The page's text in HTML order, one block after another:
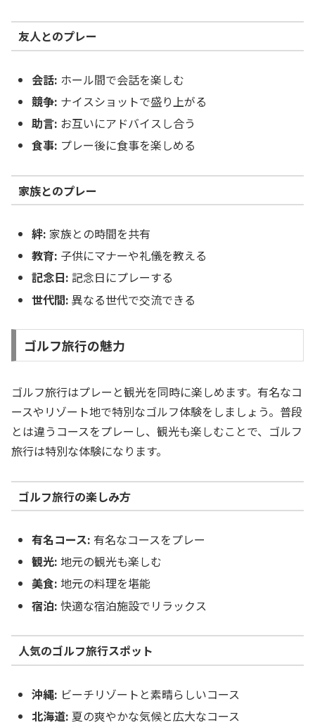
友人とのプレー
会話: ホール間で会話を楽しむ
競争: ナイスショットで盛り上がる
助言: お互いにアドバイスし合う
食事: プレー後に食事を楽しめる
家族とのプレー
絆: 家族との時間を共有
教育: 子供にマナーや礼儀を教える
記念日: 記念日にプレーする
世代間: 異なる世代で交流できる
ゴルフ旅行の魅力
ゴルフ旅行はプレーと観光を同時に楽しめます。有名なコ
ースやリゾート地で特別なゴルフ体験をしましょう。普段
とは違うコースをプレーし、観光も楽しむことで、ゴルフ
旅行は特別な体験になります。
ゴルフ旅行の楽しみ方
有名コース: 有名なコースをプレー
観光: 地元の観光も楽しむ
美食: 地元の料理を堪能
宿泊: 快適な宿泊施設でリラックス
人気のゴルフ旅行スポット
沖縄: ビーチリゾートと素晴らしいコース
北海道: 夏の爽やかな気候と広大なコース